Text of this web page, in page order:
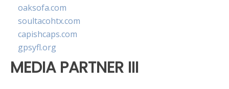
oaksofa.com
soultacohtx.com
capishcaps.com
gpsyfl.org
MEDIA PARTNER III